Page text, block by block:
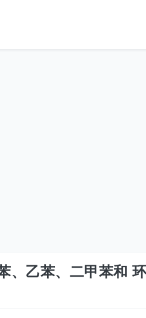
、乙苯、二甲苯和